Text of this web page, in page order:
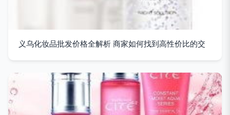
义乌化妆品批发价格全解析 商家如何找到高性价比的交